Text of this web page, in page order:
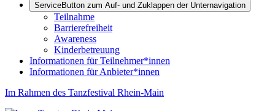
ServiceButton zum Auf- und Zuklappen der Unternavigation
Teilnahme
Barrierefreiheit
Awareness
Kinderbetreuung
Informationen für Teilnehmer*innen
Informationen für Anbieter*innen
Im Rahmen des Tanzfestival Rhein-Main